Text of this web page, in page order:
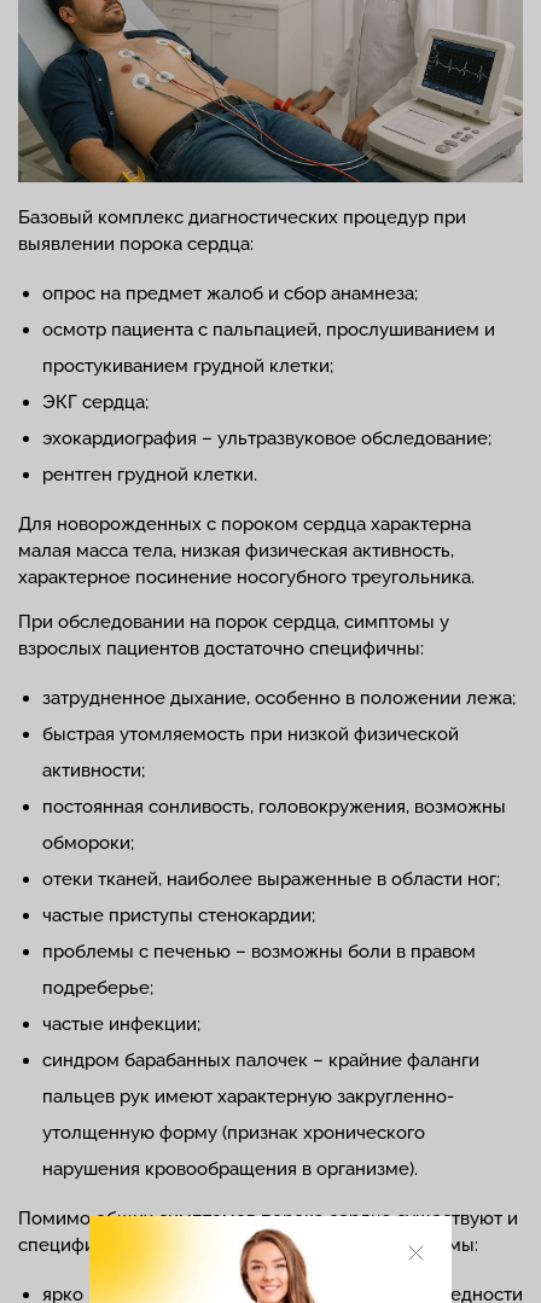
Базовый комплекс диагностических процедур при
выявлении порока сердца:
опрос на предмет жалоб и сбор анамнеза;
осмотр пациента с пальпацией, прослушиванием и
простукиванием грудной клетки;
ЭКГ сердца;
эхокардиография – ультразвуковое обследование;
рентген грудной клетки.
Для новорожденных с пороком сердца характерна
малая масса тела, низкая физическая активность,
характерное посинение носогубного треугольника.
При обследовании на порок сердца, симптомы у
взрослых пациентов достаточно специфичны:
затрудненное дыхание, особенно в положении лежа;
быстрая утомляемость при низкой физической
активности;
постоянная сонливость, головокружения, возможны
обмороки;
отеки тканей, наиболее выраженные в области ног;
частые приступы стенокардии;
проблемы с печенью – возможны боли в правом
подреберье;
частые инфекции;
синдром барабанных палочек – крайние фаланги
пальцев рук имеют характерную закругленно-
утолщенную форму (признак хронического
нарушения кровообращения в организме).
Помимо общих симптомов порока сердца существуют и
специфические для отдельных его форм симптомы:
ярко выраженный румянец на фоне общей бледности